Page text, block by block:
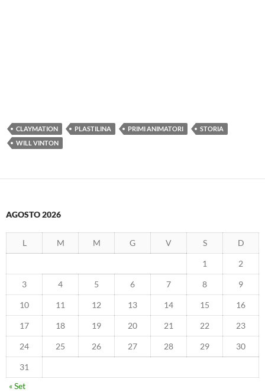
CLAYMATION PLASTILINA PRIMI ANIMATORI
STORIA
WILL VINTON
AGOSTO 2026
L M M G V S D
1 2
3 4 5 6 7 8 9
10 11 12 13 14 15 16
17 18 19 20 21 22 23
24 25 26 27 28 29 30
31
« Set